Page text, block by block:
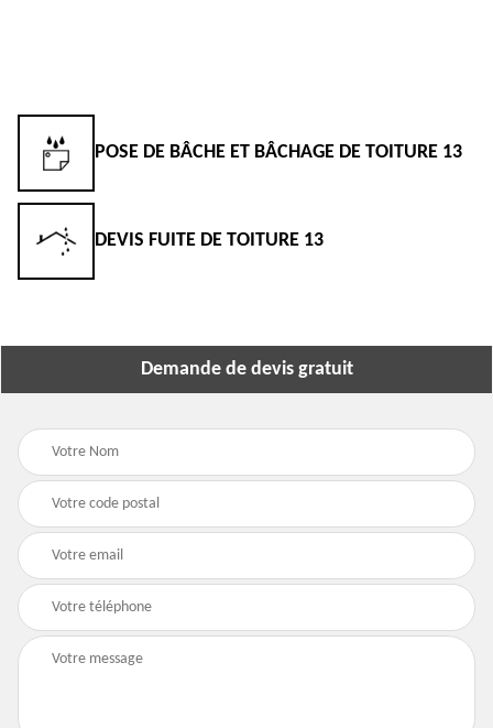
POSE DE BÂCHE ET BÂCHAGE DE TOITURE 13
DEVIS FUITE DE TOITURE 13
Demande de devis gratuit